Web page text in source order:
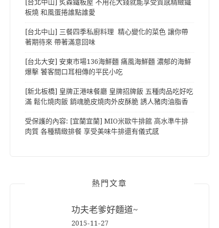
[台北中山] 炙森鐵板屋 不用花大錢就能享受質感精緻鐵
板燒 和風蛋捲誰點誰愛
[台北中山] 三餐四季私廚料理 精心變化的菜色 讓你帶
著期待來 帶著滿意回味
[台北大安] 安東市場136海鮮麵 痛風海鮮麵 濃郁的海鮮
爆擊 饕客間口耳相傳的平民小吃
[新北板橋] 皇牌正港味餐廳 皇牌招牌飯 五種肉品吃好吃
滿 鬆化燒肉飯 銷魂脆皮燒肉外皮酥脆 誘人豬肉油脂香
受保護的內容: [宜蘭宜蘭] MIO米歐牛排館 高水準牛排
肉質 各種精緻排餐 享受美味牛排還有儀式感
熱門文章
功夫老爹好麵道~
2015-11-27